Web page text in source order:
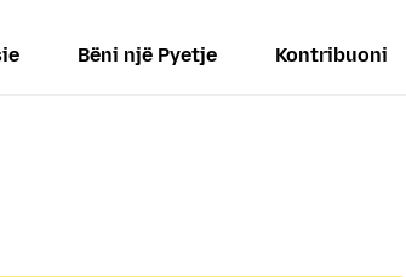
Bëni një Pyetje Kontribuoni